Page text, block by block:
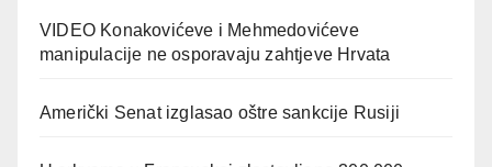
VIDEO Konakovićeve i Mehmedovićeve
manipulacije ne osporavaju zahtjeve Hrvata
Američki Senat izglasao oštre sankcije Rusiji